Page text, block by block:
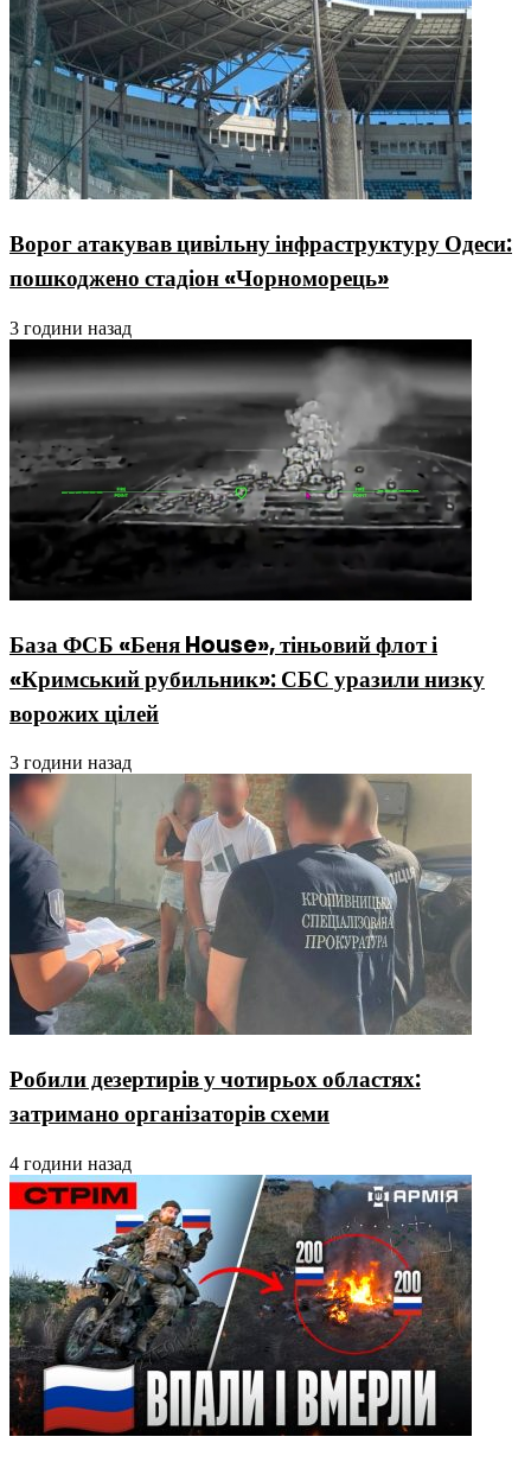
Ворог атакував цивільну інфраструктуру Одеси:
пошкоджено стадіон «Чорноморець»
3 години назад
База ФСБ «Беня House», тіньовий флот і
«Кримський рубильник»: СБС уразили низку
ворожих цілей
3 години назад
Робили дезертирів у чотирьох областях:
затримано організаторів схеми
4 години назад